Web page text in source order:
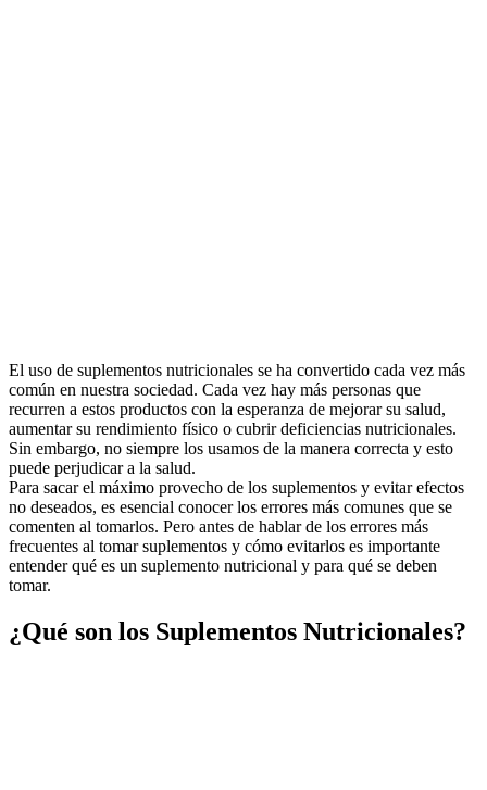
El uso de suplementos nutricionales se ha convertido cada vez más
común en nuestra sociedad. Cada vez hay más personas que
recurren a estos productos con la esperanza de mejorar su salud,
aumentar su rendimiento físico o cubrir deficiencias nutricionales.
Sin embargo, no siempre los usamos de la manera correcta y esto
puede perjudicar a la salud.
Para sacar el máximo provecho de los suplementos y evitar efectos
no deseados, es esencial conocer los errores más comunes que se
comenten al tomarlos. Pero antes de hablar de los errores más
frecuentes al tomar suplementos y cómo evitarlos es importante
entender qué es un suplemento nutricional y para qué se deben
tomar.
¿Qué son los Suplementos Nutricionales?